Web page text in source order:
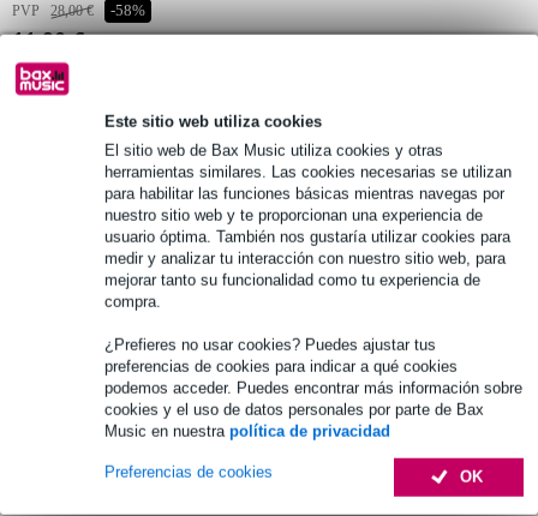
Este sitio web utiliza cookies
El sitio web de Bax Music utiliza cookies y otras
herramientas similares. Las cookies necesarias se utilizan
para habilitar las funciones básicas mientras navegas por
nuestro sitio web y te proporcionan una experiencia de
usuario óptima. También nos gustaría utilizar cookies para
medir y analizar tu interacción con nuestro sitio web, para
mejorar tanto su funcionalidad como tu experiencia de
compra.
¿Prefieres no usar cookies? Puedes ajustar tus
preferencias de cookies para indicar a qué cookies
podemos acceder. Puedes encontrar más información sobre
cookies y el uso de datos personales por parte de Bax
Music en nuestra política de privacidad
OK
Preferencias de cookies
PVP 28,00 € -58%
11,90 €
Disponibilidad online
Todavía 209 artículos en stock en el proveedor
añadir a la cesta
Pedido antes de 16 h = en unos 10 días laborables en casa
1.250 marcas líderes